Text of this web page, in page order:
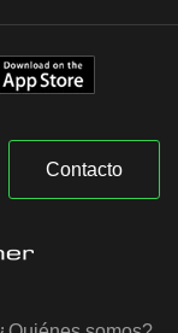
Contacto